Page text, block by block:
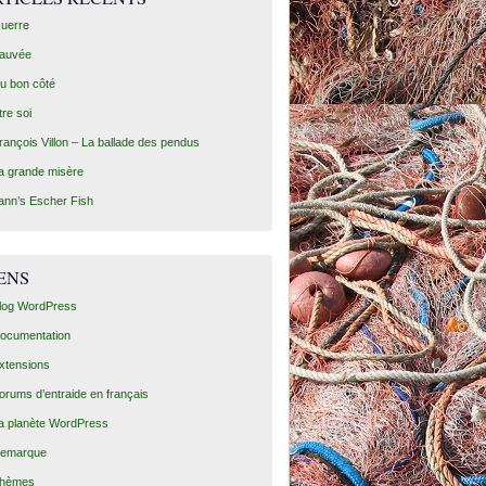
bon côté
soi
Villon – La ballade des pendus
grande misère
Escher Fish
WordPress
d’entraide en français
planète WordPress